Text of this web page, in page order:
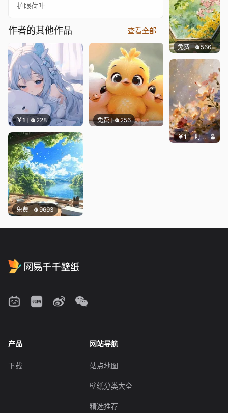
护眼荷叶
作者的其他作品 查看全部
￥1 228 免费 256
免费 9693
免费 566渔小小
￥1 叮叮当当
产品
下载
网站导航
站点地图
壁纸分类大全
精选推荐